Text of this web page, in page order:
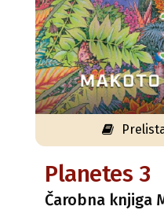
Planetes 3
Čarobna knjiga